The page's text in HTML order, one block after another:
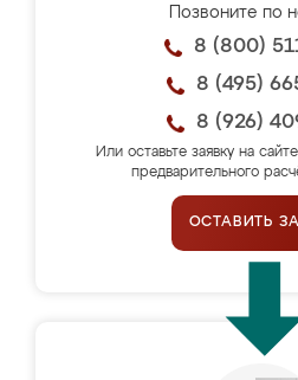
Позвоните по
8 (800)
8 (495)
8 (926)
Или оставьте заявку на
предварительного
ОСТАВИТЬ